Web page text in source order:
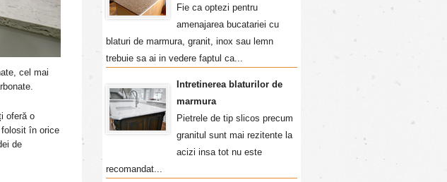
cel mai
oferă o
în orice
de
Fie ca optezi pentru
amenajarea bucatariei cu
blaturi de marmura, granit, inox sau lemn
trebuie sa ai in vedere faptul ca...
Intretinerea blaturilor de
marmura
Pietrele de tip slicos precum
granitul sunt mai rezitente la
acizi insa tot nu este
recomandat...